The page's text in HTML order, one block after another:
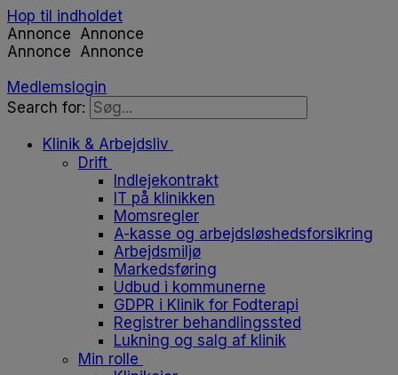
Hop til indholdet
Annonce Annonce
Annonce Annonce
Medlemslogin
Search for:
Klinik & Arbejdsliv
Drift
Indlejekontrakt
IT på klinikken
Momsregler
A-kasse og arbejdsløshedsforsikring
Arbejdsmiljø
Markedsføring
Udbud i kommunerne
GDPR i Klinik for Fodterapi
Registrer behandlingssted
Lukning og salg af klinik
Min rolle